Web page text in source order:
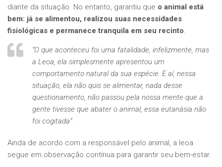
diante da situação. No entanto, garantiu que o animal está
bem: já se alimentou, realizou suas necessidades
fisiológicas e permanece tranquila em seu recinto.
“O que aconteceu foi uma fatalidade, infelizmente, mas
a Leoa, ela simplesmente apresentou um
comportamento natural da sua espécie. E aí, nessa
situação, ela não quis se alimentar, nada desse
questionamento, não passou pela nossa mente que a
gente tivesse que abater o animal, essa eutanásia não
foi cogitada”.
Ainda de acordo com a responsável pelo animal, a leoa
segue em observação contínua para garantir seu bem-estar.